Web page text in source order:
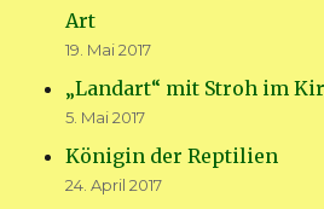
Art
19. Mai 2017
„Landart“ mit Stroh im
5. Mai 2017
Königin der Reptilien
24. April 2017